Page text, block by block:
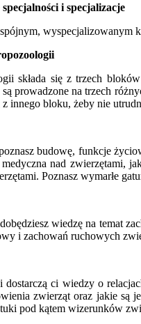
i specjalizacje
wyspecjalizowanym
składa się z trzech
prowadzone na trzech
innego bloku, żeby nie
budowę, funkcje
nad zwierzętami,
Poznasz wymarłe
wiedzę na temat
i zachowań ruchowych
dostarczą ci wiedzy o
zwierząt oraz jakie
pod kątem wizerunków